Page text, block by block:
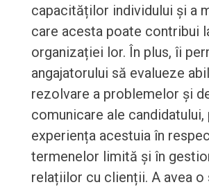
capacităților individului și a
care acesta poate contribui
organizației lor. În plus, îi
angajatorului să evalueze
rezolvare a problemelor și
comunicare ale candidatului,
experiența acestuia în
termenelor limită și în
relațiilor cu clienții. A avea o